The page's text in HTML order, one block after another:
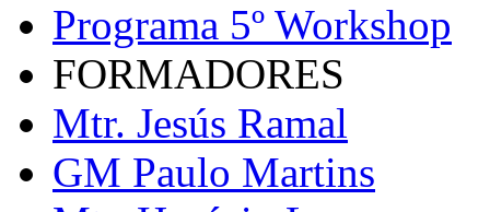
Programa 5º Workshop
FORMADORES
Mtr. Jesús Ramal
GM Paulo Martins